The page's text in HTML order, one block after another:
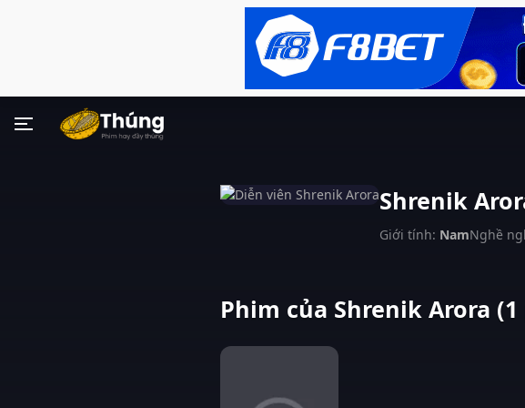
Shrenik
Giới tính: NamNghề
Phim của Shrenik Arora